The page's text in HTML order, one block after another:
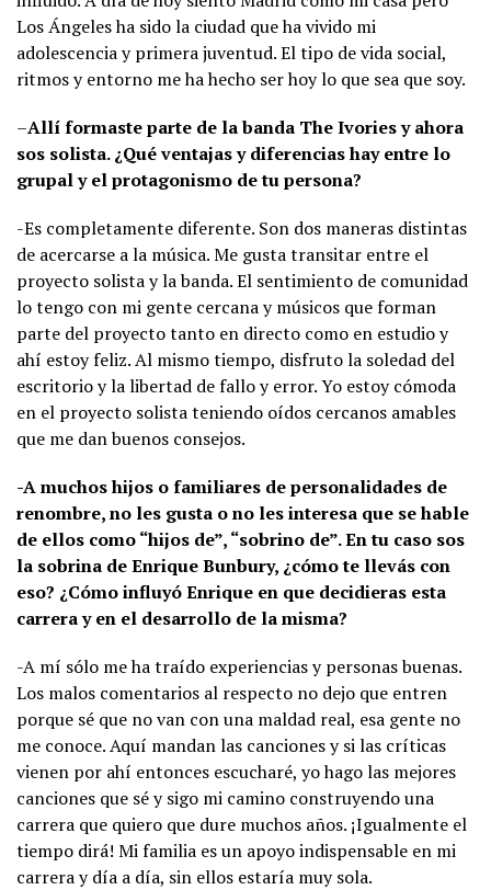
Los Ángeles ha sido la ciudad que ha vivido mi
adolescencia y primera juventud. El tipo de vida social,
ritmos y entorno me ha hecho ser hoy lo que sea que soy.
–Allí formaste parte de la banda The Ivories y ahora
sos solista. ¿Qué ventajas y diferencias hay entre lo
grupal y el protagonismo de tu persona?
-Es completamente diferente. Son dos maneras distintas
de acercarse a la música. Me gusta transitar entre el
proyecto solista y la banda. El sentimiento de comunidad
lo tengo con mi gente cercana y músicos que forman
parte del proyecto tanto en directo como en estudio y
ahí estoy feliz. Al mismo tiempo, disfruto la soledad del
escritorio y la libertad de fallo y error. Yo estoy cómoda
en el proyecto solista teniendo oídos cercanos amables
que me dan buenos consejos.
-A muchos hijos o familiares de personalidades de
renombre, no les gusta o no les interesa que se hable
de ellos como “hijos de”, “sobrino de”. En tu caso sos
la sobrina de Enrique Bunbury, ¿cómo te llevás con
eso? ¿Cómo influyó Enrique en que decidieras esta
carrera y en el desarrollo de la misma?
-A mí sólo me ha traído experiencias y personas buenas.
Los malos comentarios al respecto no dejo que entren
porque sé que no van con una maldad real, esa gente no
me conoce. Aquí mandan las canciones y si las críticas
vienen por ahí entonces escucharé, yo hago las mejores
canciones que sé y sigo mi camino construyendo una
carrera que quiero que dure muchos años. ¡Igualmente el
tiempo dirá! Mi familia es un apoyo indispensable en mi
carrera y día a día, sin ellos estaría muy sola.